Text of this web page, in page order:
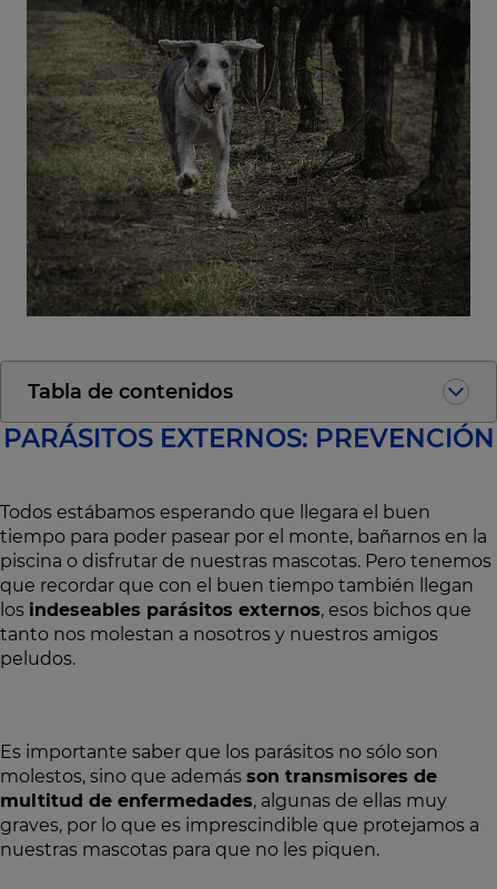
Tabla de contenidos
PARÁSITOS EXTERNOS: PREVENCIÓN
Todos estábamos esperando que llegara el buen
tiempo para poder pasear por el monte, bañarnos en la
piscina o disfrutar de nuestras mascotas. Pero tenemos
que recordar que con el buen tiempo también llegan
los indeseables parásitos externos, esos bichos que
tanto nos molestan a nosotros y nuestros amigos
peludos.
Es importante saber que los parásitos no sólo son
molestos, sino que además son transmisores de
multitud de enfermedades, algunas de ellas muy
graves, por lo que es imprescindible que protejamos a
nuestras mascotas para que no les piquen.